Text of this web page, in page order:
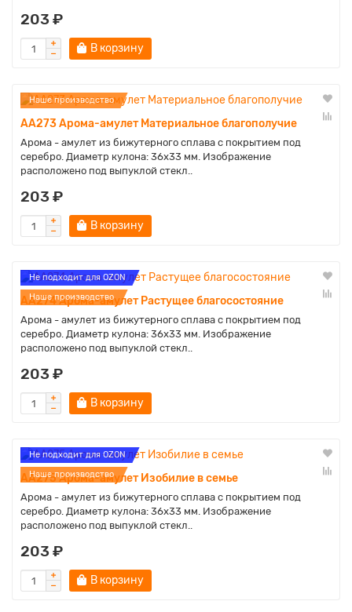
203 ₽
В корзину
Наше производство
AA273 Арома-амулет Материальное благополучие
Арома - амулет из бижутерного сплава с покрытием под
серебро. Диаметр кулона: 36х33 мм. Изображение
расположено под выпуклой стекл..
203 ₽
В корзину
Не подходит для OZON
Наше производство
AA274 Арома-амулет Растущее благосостояние
Арома - амулет из бижутерного сплава с покрытием под
серебро. Диаметр кулона: 36х33 мм. Изображение
расположено под выпуклой стекл..
203 ₽
В корзину
Не подходит для OZON
Наше производство
AA275 Арома-амулет Изобилие в семье
Арома - амулет из бижутерного сплава с покрытием под
серебро. Диаметр кулона: 36х33 мм. Изображение
расположено под выпуклой стекл..
203 ₽
В корзину